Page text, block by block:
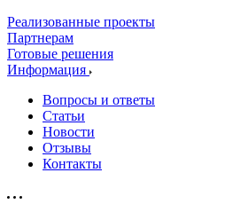
Реализованные проекты
Партнерам
Готовые решения
Информация
Вопросы и ответы
Статьи
Новости
Отзывы
Контакты